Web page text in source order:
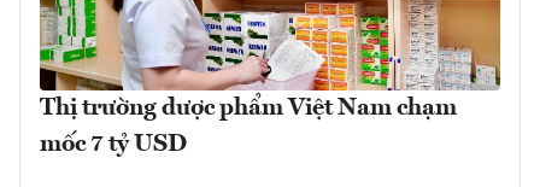
Thị trường dược phẩm Việt Nam chạm
mốc 7 tỷ USD